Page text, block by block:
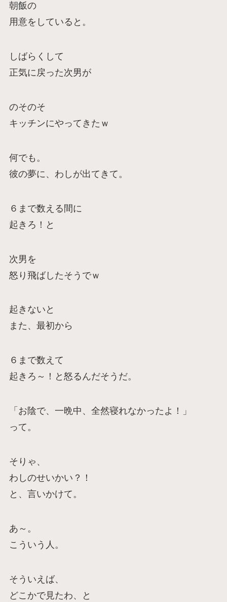
朝飯の
用意をしていると。
しばらくして
正気に戻った次男が
のそのそ
キッチンにやってきたｗ
何でも。
彼の夢に、わしが出てきて。
６まで数える間に
起きろ！と
次男を
怒り飛ばしたそうでｗ
起きないと
また、最初から
６まで数えて
起きろ～！と怒るんだそうだ。
「お陰で、一晩中、全然寝れなかったよ！」
って。
そりゃ、
わしのせいかい？！
と、言いかけて。
あ～。
こういう人。
そういえば、
どこかで見たわ、と